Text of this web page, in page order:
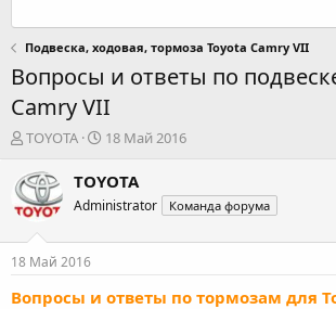
Подвеска, ходовая, тормоза Toyota Camry VII
Вопросы и ответы по
Camry VII
А
т
о
р
е
м
ы
TOYOTA
Д
т
н
л
18 Май 2016
TOYOTA
Administrator Команда форума
18 Май 2016
Вопросы и ответы по тормозам для